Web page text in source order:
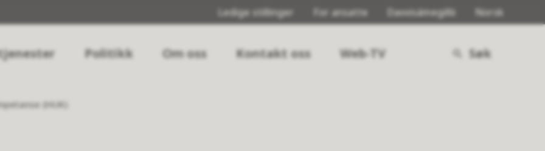
Ledige stillinger For ansatte Davvisámegillii Norsk
Politikk Om oss Kontakt oss Web-TV Søk
(HUK)